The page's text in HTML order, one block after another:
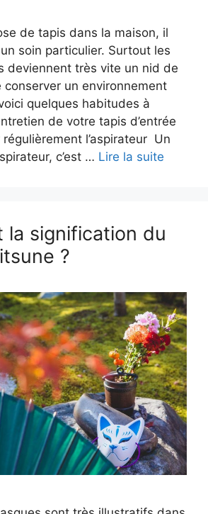
de tapis dans la maison, il
soin particulier. Surtout les
deviennent très vite un nid de
un environnement
quelques habitudes à
de votre tapis d’entrée
l’aspirateur Un
c’est … Lire la suite
la signification du
?